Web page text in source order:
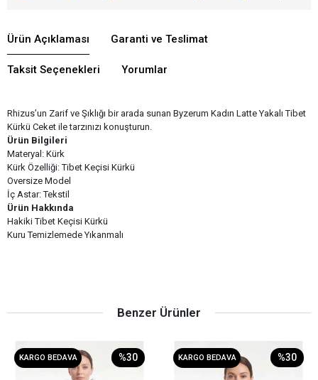
Ürün Açıklaması Garanti ve Teslimat
Taksit Seçenekleri Yorumlar
Rhizus’un Zarif ve Şıklığı bir arada sunan Byzerum Kadın Latte Yakalı Tibet
Kürkü Ceket ile tarzınızı konuşturun.
Ürün Bilgileri
Materyal: Kürk
Kürk Özelliği: Tibet Keçisi Kürkü
Oversize Model
İç Astar: Tekstil
Ürün Hakkında
Hakiki Tibet Keçisi Kürkü
Kuru Temizlemede Yıkanmalı
Benzer Ürünler
KARGO BEDAVA %30 KARGO BEDAVA %30